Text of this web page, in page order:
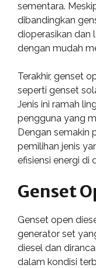
sementara.
dibandingkan
dioperasikan dan
dengan mudah
Terakhir, genset
seperti genset
Jenis ini ramah
pengguna yang
Dengan semakin
pemilihan jenis
efisiensi energi di
Genset
Genset open
generator set
diesel dan
dalam kondisi